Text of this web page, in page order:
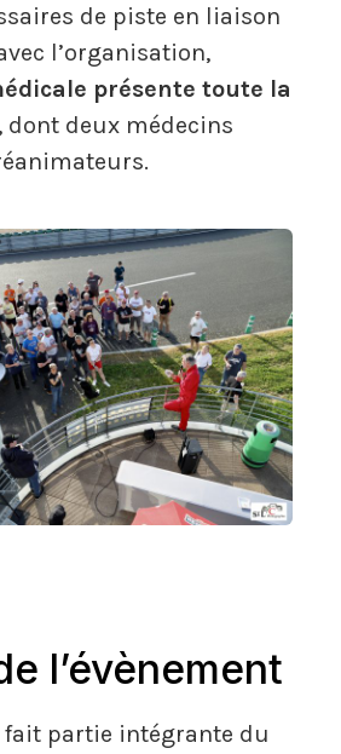
de piste en liaison
l’organisation,
présente toute la
, dont deux médecins
l’évènement
fait partie intégrante du